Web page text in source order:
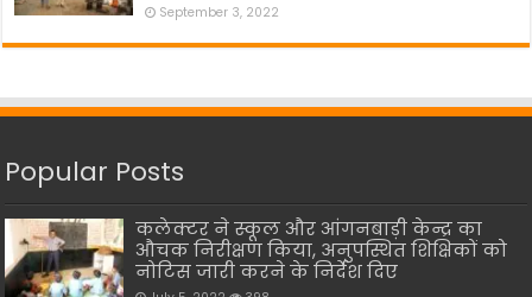
September 3, 2022
Popular Posts
कलेक्टर ने स्कूल और आंगनबाड़ी केन्द्र का
औचक निरीक्षण किया, अनुपस्थित शिक्षिकों को
नोटिस जारी करने के निर्देश दिए